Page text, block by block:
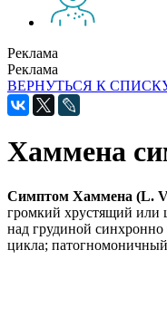
Реклама
Реклама
ВЕРНУТЬСЯ К
Хаммена
Симптом Хаммена (L. V.
громкий хрустящий
над грудиной
цикла;